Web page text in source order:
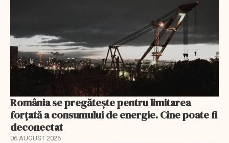
România se pregătește pentru limitarea
forțată a consumului de energie. Cine poate fi
deconectat
06 AUGUST 2026